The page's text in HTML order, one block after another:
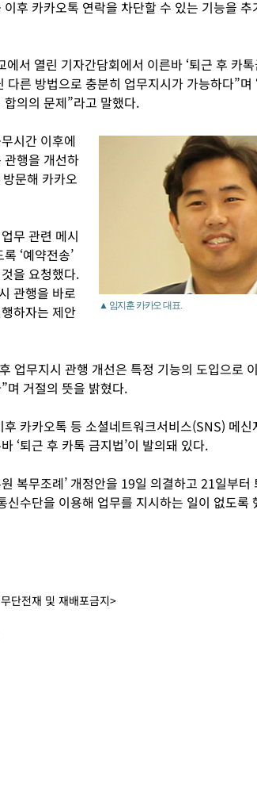
후 카카오톡 연락을 차단할 수 있는 기능을
서 열린 기자간담회에서 이른바 ‘퇴근 후 카톡
다른 방법으로 충분히 업무지시가 가능하다”며
의의 문제”라고 말했다.
▲ 임지훈 카카오 대표.
시간 이후에
관행을 개선하
문해 카카오
무 관련 메시
‘예약전송’
을 요청했다.
관행을 바로
하자는 제안
업무지시 관행 개선은 특정 기능의 도입으로
며 거절의 뜻을 밝혔다.
카카오톡 등 소셜네트워크서비스(SNS) 메신
‘퇴근 후 카톡 금지법’이 발의돼 있다.
복무조례’ 개정안을 19일 의결하고 21일부터
신수단을 이용해 업무를 지시하는 일이 없도록
단전재 및 재배포금지>